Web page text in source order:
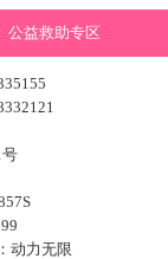
公益救助专区
号
动力无限